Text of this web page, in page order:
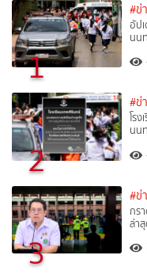
1
#ข่
อัป
นน
2
#ข่
โร
นน
3
#ข่
กร
ล่า